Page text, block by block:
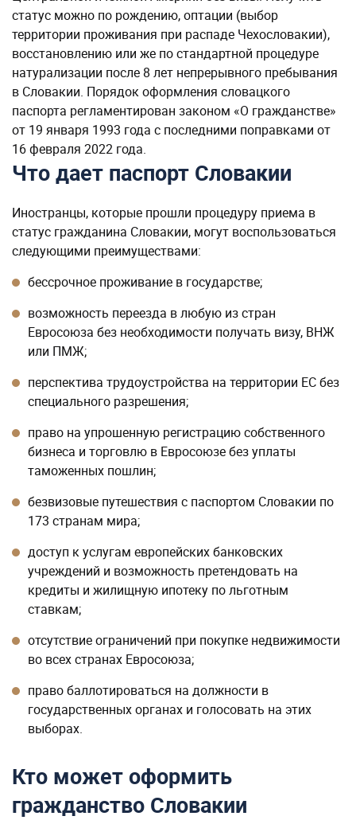
статус можно по рождению, оптации (выбор
территории проживания при распаде Чехословакии),
восстановлению или же по стандартной процедуре
натурализации после 8 лет непрерывного пребывания
в Словакии. Порядок оформления словацкого
паспорта регламентирован законом «О гражданстве»
от 19 января 1993 года с последними поправками от
16 февраля 2022 года.
Что дает паспорт Словакии
Иностранцы, которые прошли процедуру приема в
статус гражданина Словакии, могут воспользоваться
следующими преимуществами:
бессрочное проживание в государстве;
возможность переезда в любую из стран
Евросоюза без необходимости получать визу, ВНЖ
или ПМЖ;
перспектива трудоустройства на территории ЕС без
специального разрешения;
право на упрошенную регистрацию собственного
бизнеса и торговлю в Евросоюзе без уплаты
таможенных пошлин;
безвизовые путешествия с паспортом Словакии по
173 странам мира;
доступ к услугам европейских банковских
учреждений и возможность претендовать на
кредиты и жилищную ипотеку по льготным
ставкам;
отсутствие ограничений при покупке недвижимости
во всех странах Евросоюза;
право баллотироваться на должности в
государственных органах и голосовать на этих
выборах.
Кто может оформить
гражданство Словакии